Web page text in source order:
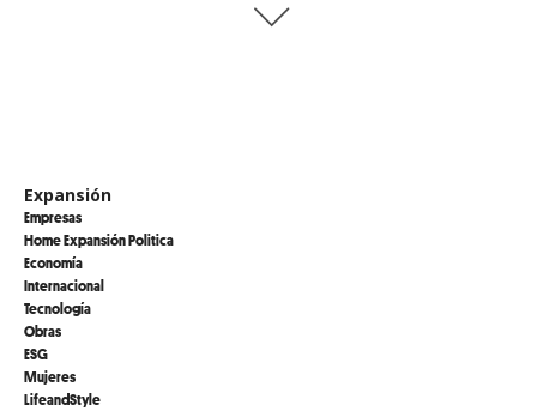
Expansión
Empresas
Home Expansión Politica
Economía
Internacional
Tecnología
Obras
ESG
Mujeres
LifeandStyle